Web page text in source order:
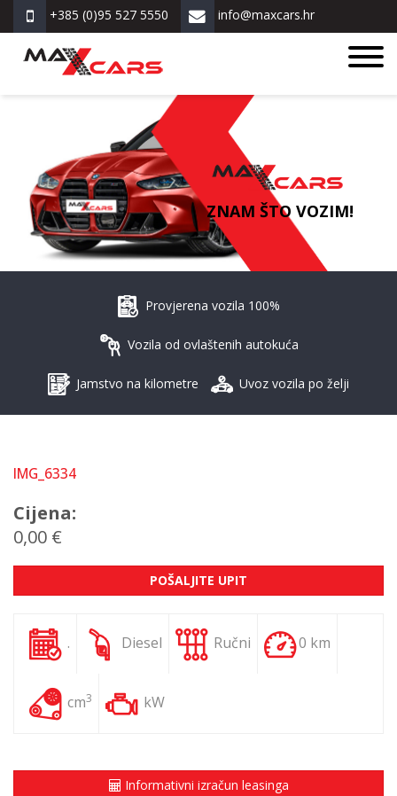
+385 (0)95 527 5550 info@maxcars.hr
ZNAM ŠTO VOZIM!
Provjerena vozila 100%
Vozila od ovlaštenih autokuća
Jamstvo na kilometre Uvoz vozila po želji
IMG_6334
Cijena:
0,00 €
POŠALJITE UPIT
. Diesel Ručni 0 km
cm3 kW
Informativni izračun leasinga